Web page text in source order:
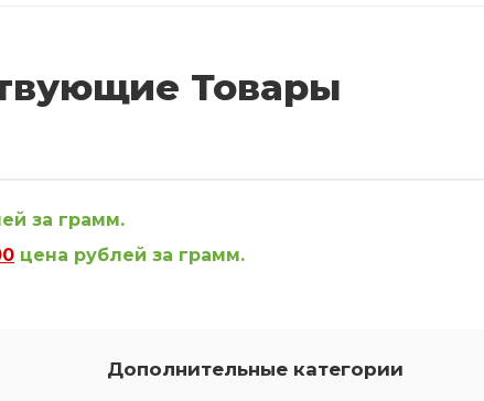
Товары
за грамм.
цена рублей за грамм.
Дополнительные категории